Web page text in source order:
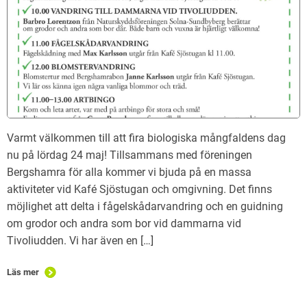
Varmt välkommen till att fira biologiska mångfaldens dag
nu på lördag 24 maj! Tillsammans med föreningen
Bergshamra för alla kommer vi bjuda på en massa
aktiviteter vid Kafé Sjöstugan och omgivning. Det finns
möjlighet att delta i fågelskådarvandring och en guidning
om grodor och andra som bor vid dammarna vid
Tivoliudden. Vi har även en […]
Läs mer